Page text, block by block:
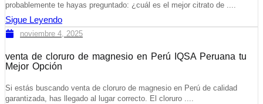
probablemente te hayas preguntado: ¿cuál es el mejor citrato de ....
Sigue Leyendo
noviembre 4, 2025
venta de cloruro de magnesio en Perú IQSA Peruana tu
Mejor Opción
Si estás buscando venta de cloruro de magnesio en Perú de calidad
garantizada, has llegado al lugar correcto. El cloruro ....